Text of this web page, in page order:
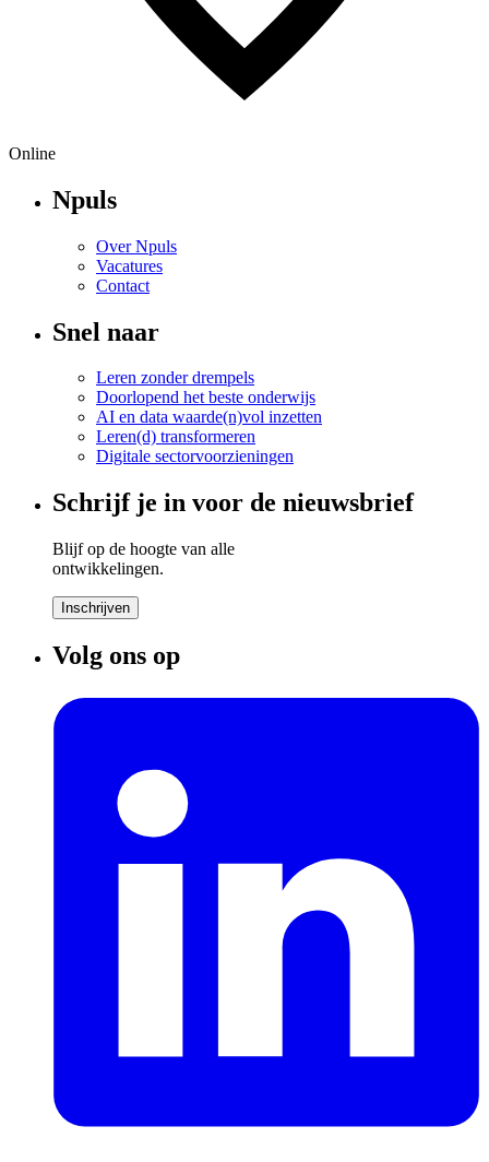
Online
Npuls
Over Npuls
Vacatures
Contact
Snel naar
Leren zonder drempels
Doorlopend het beste onderwijs
AI en data waarde(n)vol inzetten
Leren(d) transformeren
Digitale sectorvoorzieningen
Schrijf je in voor de nieuwsbrief
Blijf op de hoogte van alle
ontwikkelingen.
Inschrijven
Volg ons op